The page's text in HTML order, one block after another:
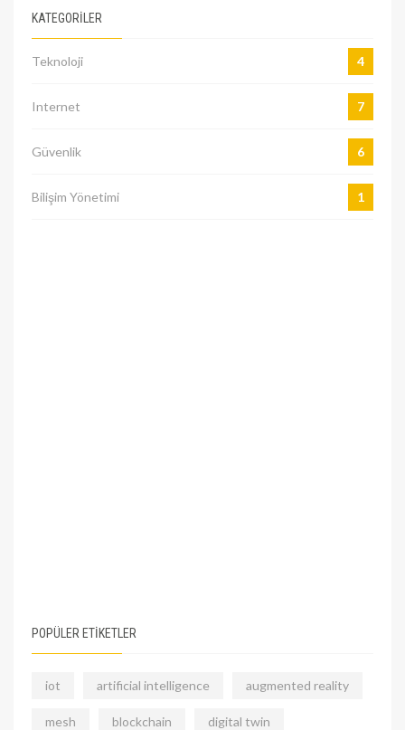
KATEGORILER
Teknoloji 4
Internet 7
Güvenlik 6
Bilişim Yönetimi 1
POPÜLER ETİKETLER
iot artificial intelligence augmented reality
mesh blockchain digital twin